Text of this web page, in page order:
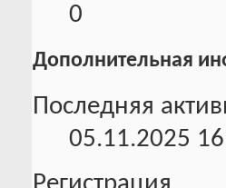
0
Дополнительная
Последняя
05.11.2025